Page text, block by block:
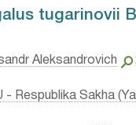
tugarinovii
Aleksandrovich
- Respublika Sakha